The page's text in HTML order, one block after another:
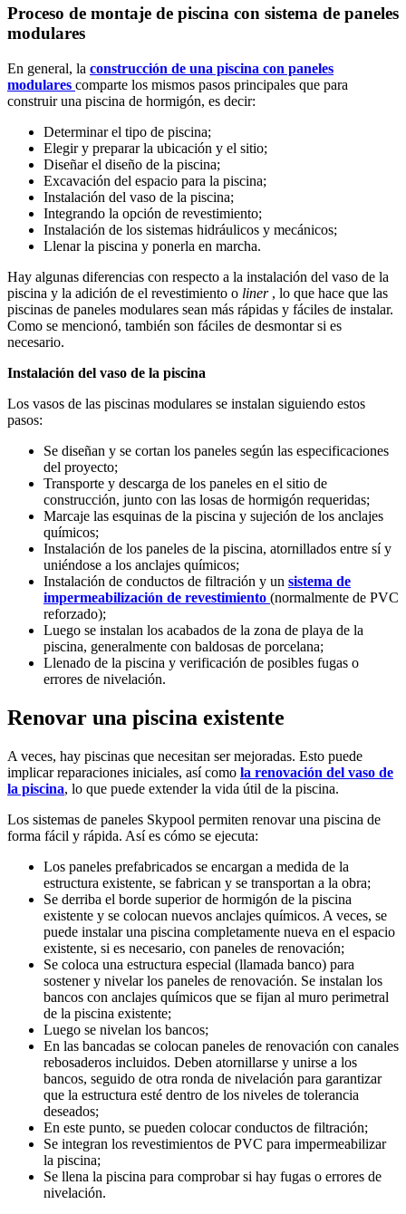
Proceso de montaje de piscina con sistema de paneles
modulares
En general, la construcción de una piscina con paneles
modulares comparte los mismos pasos principales que para
construir una piscina de hormigón, es decir:
Determinar el tipo de piscina;
Elegir y preparar la ubicación y el sitio;
Diseñar el diseño de la piscina;
Excavación del espacio para la piscina;
Instalación del vaso de la piscina;
Integrando la opción de revestimiento;
Instalación de los sistemas hidráulicos y mecánicos;
Llenar la piscina y ponerla en marcha.
Hay algunas diferencias con respecto a la instalación del vaso de la
piscina y la adición de el revestimiento o liner , lo que hace que las
piscinas de paneles modulares sean más rápidas y fáciles de instalar.
Como se mencionó, también son fáciles de desmontar si es
necesario.
Instalación del vaso de la piscina
Los vasos de las piscinas modulares se instalan siguiendo estos
pasos:
Se diseñan y se cortan los paneles según las especificaciones
del proyecto;
Transporte y descarga de los paneles en el sitio de
construcción, junto con las losas de hormigón requeridas;
Marcaje las esquinas de la piscina y sujeción de los anclajes
químicos;
Instalación de los paneles de la piscina, atornillados entre sí y
uniéndose a los anclajes químicos;
Instalación de conductos de filtración y un sistema de
impermeabilización de revestimiento (normalmente de PVC
reforzado);
Luego se instalan los acabados de la zona de playa de la
piscina, generalmente con baldosas de porcelana;
Llenado de la piscina y verificación de posibles fugas o
errores de nivelación.
Renovar una piscina existente
A veces, hay piscinas que necesitan ser mejoradas. Esto puede
implicar reparaciones iniciales, así como la renovación del vaso de
la piscina, lo que puede extender la vida útil de la piscina.
Los sistemas de paneles Skypool permiten renovar una piscina de
forma fácil y rápida. Así es cómo se ejecuta:
Los paneles prefabricados se encargan a medida de la
estructura existente, se fabrican y se transportan a la obra;
Se derriba el borde superior de hormigón de la piscina
existente y se colocan nuevos anclajes químicos. A veces, se
puede instalar una piscina completamente nueva en el espacio
existente, si es necesario, con paneles de renovación;
Se coloca una estructura especial (llamada banco) para
sostener y nivelar los paneles de renovación. Se instalan los
bancos con anclajes químicos que se fijan al muro perimetral
de la piscina existente;
Luego se nivelan los bancos;
En las bancadas se colocan paneles de renovación con canales
rebosaderos incluidos. Deben atornillarse y unirse a los
bancos, seguido de otra ronda de nivelación para garantizar
que la estructura esté dentro de los niveles de tolerancia
deseados;
En este punto, se pueden colocar conductos de filtración;
Se integran los revestimientos de PVC para impermeabilizar
la piscina;
Se llena la piscina para comprobar si hay fugas o errores de
nivelación.